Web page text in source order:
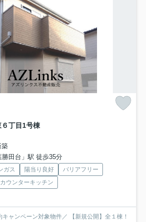
丁目 1号棟
築
田台」駅 徒歩35分
ガス 陽当り良好
バリアフリー
カウンターキッチン
ャンペーン対象物件／ 【新規公開】全１棟！